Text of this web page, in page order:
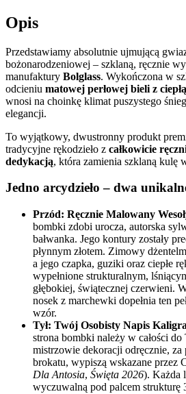
Opis
Przedstawiamy absolutnie ujmującą
bożonarodzeniowej – szklaną, ręcznie
manufaktury Bolglass. Wykończona w
odcieniu matowej perłowej bieli z
wnosi na choinkę klimat puszystego
elegancji.
To wyjątkowy, dwustronny produkt
tradycyjne rękodzieło z całkowicie
dedykacją, która zamienia szklaną kulę
Jedno arcydzieło – dwa
Przód: Ręcznie Malowany
bombki zdobi urocza, autorska
bałwanka. Jego kontury zostały
płynnym złotem. Zimowy
a jego czapka, guziki oraz ciepłe
wypełnione strukturalnym,
głębokiej, świątecznej czerwieni.
nosek z marchewki dopełnia ten
wzór.
Tył: Twój Osobisty Napis
strona bombki należy w całości
mistrzowie dekoracji odręcznie, za
brokatu, wypiszą wskazane przez
Dla Antosia, Święta 2026). Każda
wyczuwalną pod palcem strukturę